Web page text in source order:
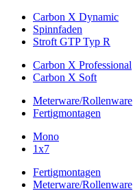
Carbon X Dynamic
Spinnfaden
Stroft GTP Typ R
Carbon X Professional
Carbon X Soft
Meterware/Rollenware
Fertigmontagen
Mono
1x7
Fertigmontagen
Meterware/Rollenware